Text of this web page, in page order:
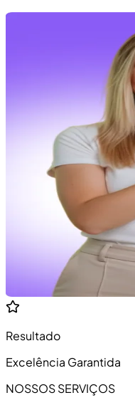
Resultado
Excelência Garantida
NOSSOS SERVIÇOS